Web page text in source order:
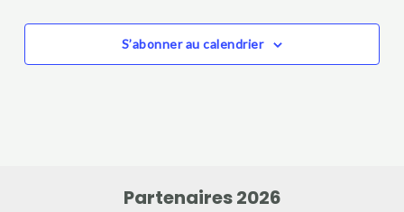
S’abonner au calendrier
Partenaires 2026